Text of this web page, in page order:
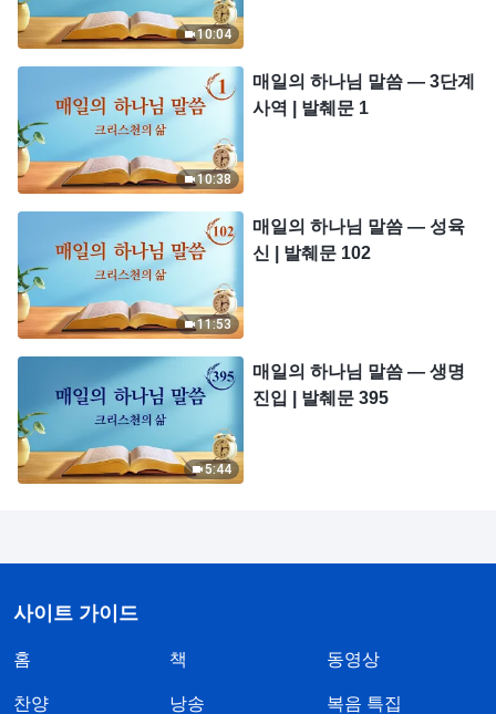
10:04
10:38
매일의 하나님 말씀 ― 3단계
사역 | 발췌문 1
11:53
매일의 하나님 말씀 ― 성육
신 | 발췌문 102
5:44
매일의 하나님 말씀 ― 생명
진입 | 발췌문 395
사이트 가이드
홈 책 동영상
찬양 낭송 복음 특집